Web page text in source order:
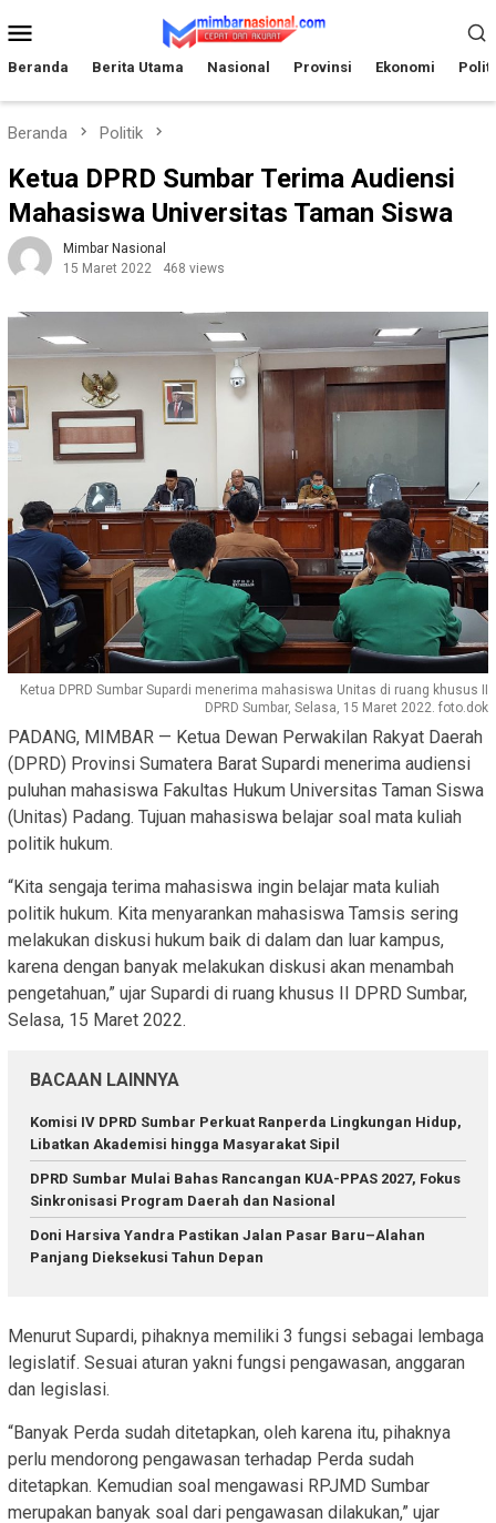
ke
Mobile
Beranda Berita Utama Nasional Provinsi Ekonomi
Beranda Politik
Ketua DPRD Sumbar Terima Audiensi
Mahasiswa Universitas Taman Siswa
Mimbar Nasional
15 Maret 2022
468 views
Ketua DPRD Sumbar Supardi menerima mahasiswa Unitas di ruang khusus II
DPRD Sumbar, Selasa, 15 Maret 2022. foto.dok
PADANG, MIMBAR — Ketua Dewan Perwakilan Rakyat Daerah
(DPRD) Provinsi Sumatera Barat Supardi menerima audiensi
puluhan mahasiswa Fakultas Hukum Universitas Taman Siswa
(Unitas) Padang. Tujuan mahasiswa belajar soal mata kuliah
politik hukum.
“Kita sengaja terima mahasiswa ingin belajar mata kuliah
politik hukum. Kita menyarankan mahasiswa Tamsis sering
melakukan diskusi hukum baik di dalam dan luar kampus,
karena dengan banyak melakukan diskusi akan menambah
pengetahuan,” ujar Supardi di ruang khusus II DPRD Sumbar,
Selasa, 15 Maret 2022.
BACAAN LAINNYA
Komisi IV DPRD Sumbar Perkuat Ranperda Lingkungan Hidup,
Libatkan Akademisi hingga Masyarakat Sipil
DPRD Sumbar Mulai Bahas Rancangan KUA-PPAS 2027, Fokus
Sinkronisasi Program Daerah dan Nasional
Doni Harsiva Yandra Pastikan Jalan Pasar Baru–Alahan
Panjang Dieksekusi Tahun Depan
Menurut Supardi, pihaknya memiliki 3 fungsi sebagai lembaga
legislatif. Sesuai aturan yakni fungsi pengawasan, anggaran
dan legislasi.
“Banyak Perda sudah ditetapkan, oleh karena itu, pihaknya
perlu mendorong pengawasan terhadap Perda sudah
ditetapkan. Kemudian soal mengawasi RPJMD Sumbar
merupakan banyak soal dari pengawasan dilakukan,” ujar